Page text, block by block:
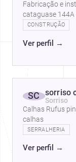
Fabricação e
cataguase 144A depois da escola João correa sentido
câmera municipal
CONSTRUÇÃO
Ver perfil →
SC sorriso
Sorriso
Calhas Rufus
calhas
SERRALHERIA
Ver perfil →